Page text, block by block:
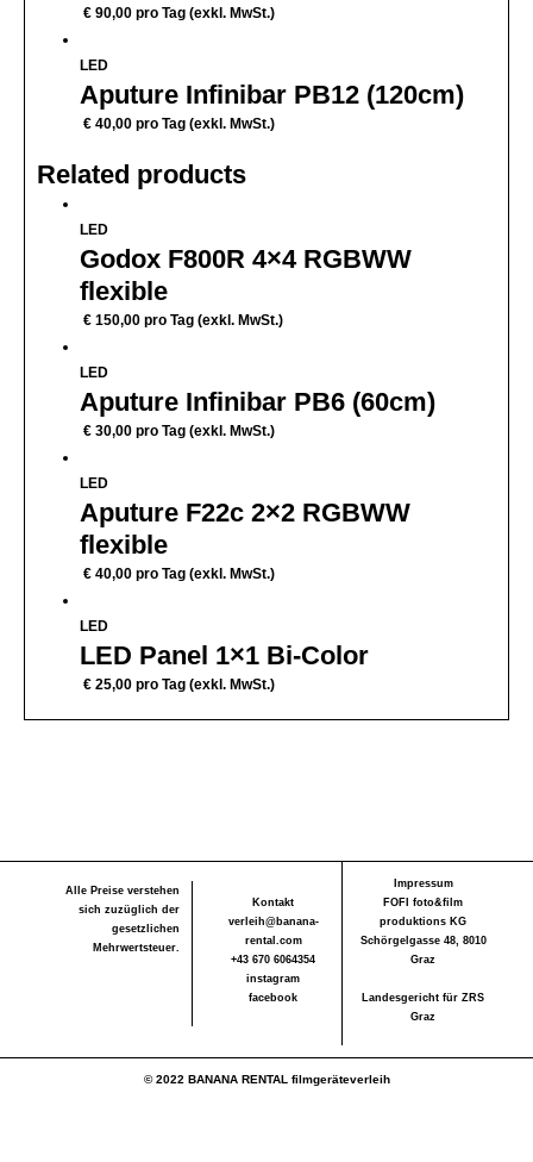
€ 90,00 pro Tag (exkl. MwSt.)
LED
Aputure Infinibar PB12 (120cm)
€ 40,00 pro Tag (exkl. MwSt.)
Related products
LED
Godox F800R 4×4 RGBWW
flexible
€ 150,00 pro Tag (exkl. MwSt.)
LED
Aputure Infinibar PB6 (60cm)
€ 30,00 pro Tag (exkl. MwSt.)
LED
Aputure F22c 2×2 RGBWW
flexible
€ 40,00 pro Tag (exkl. MwSt.)
LED
LED Panel 1×1 Bi-Color
€ 25,00 pro Tag (exkl. MwSt.)
Alle Preise verstehen
sich zuzüglich der
gesetzlichen
Mehrwertsteuer.
Kontakt
verleih@banana-
rental.com
+43 670 6064354
instagram
facebook
Impressum
FOFI foto&film
produktions KG
Schörgelgasse 48, 8010
Graz
Landesgericht für ZRS
Graz
© 2022 BANANA RENTAL filmgeräteverleih